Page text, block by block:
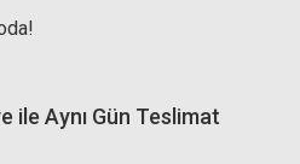
ile Aynı Gün Teslimat